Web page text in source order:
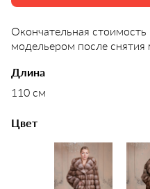
Окончательная стоимость
модельером после снятия
Длина
110 см
Цвет